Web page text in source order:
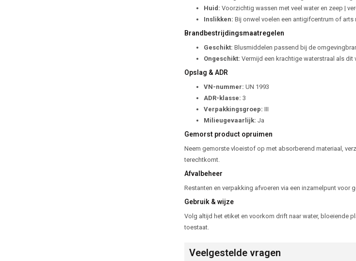
Huid: Voorzichtig wassen met veel water en zeep |
Inslikken: Bij onwel voelen een antigifcentrum of arts
Brandbestrijdingsmaatregelen
Geschikt: Blusmiddelen passend bij de
Ongeschikt: Vermijd een krachtige waterstraal als dit
Opslag & ADR
VN-nummer: UN 1993
ADR-klasse: 3
Verpakkingsgroep: III
Milieugevaarlijk: Ja
Gemorst product opruimen
Neem gemorste vloeistof op met absorberend materiaal,
terechtkomt.
Afvalbeheer
Restanten en verpakking afvoeren via een inzamelpunt voor
Gebruik & wijze
Volg altijd het etiket en voorkom drift naar water, bloeiende
toestaat.
Veelgestelde vragen